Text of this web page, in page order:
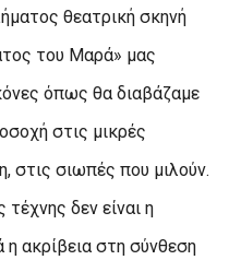
θεατρική σκηνή
του Μαρά» μας
όπως θα διαβάζαμε
στις μικρές
στις σιωπές που μιλούν.
τέχνης δεν είναι η
ακρίβεια στη σύνθεση